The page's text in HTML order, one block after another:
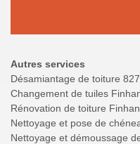
Autres services
Désamiantage de toiture
Changement de tuiles
Rénovation de toiture
Nettoyage et pose de
Nettoyage et démoussage